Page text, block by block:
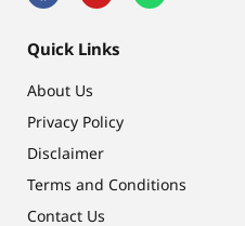
Quick Links
About Us
Privacy Policy
Disclaimer
Terms and Conditions
Contact Us